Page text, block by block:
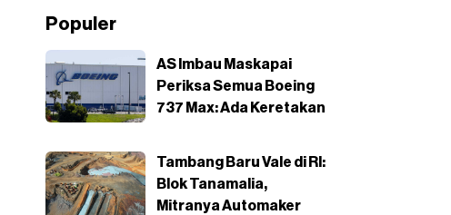
Populer
AS Imbau Maskapai
Periksa Semua Boeing
737 Max: Ada Keretakan
Tambang Baru Vale di RI:
Blok Tanamalia,
Mitranya Automaker